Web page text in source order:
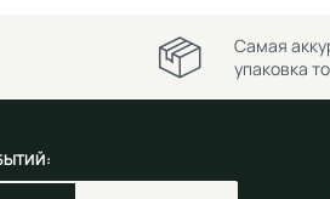
Самая
упаковка